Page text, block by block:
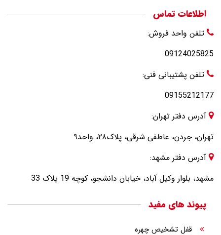
اطلاعات تماس
تلفن واحد فروش:
09124025825
تلفن پشتیبانی فنی:
09155212177
آدرس دفتر تهران:
تهران، جردن، عاطفی شرقی، پلاک۲۸، واحد۹
آدرس دفتر مشهد:
مشهد، بلوار وکیل آباد، خیابان دانشجو، کوچه 19 پلاک 33
پیوند های مفید
قفل تشخیص چهره